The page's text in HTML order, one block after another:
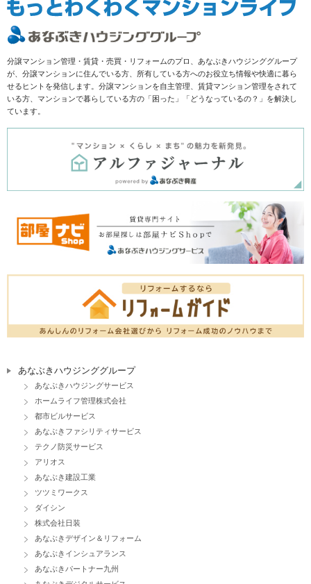
分譲マンション管理・賃貸・売買・リフォームのプロ、あなぶきハウジンググループ
が、分譲マンションに住んでいる方、所有している方へのお役立ち情報や快適に暮ら
せるヒントを発信します。分譲マンションを自主管理、賃貸マンション管理をされて
いる方、マンションで暮らしている方の「困った」「どうなっているの？」を解決し
ています。
あなぶきハウジンググループ
あなぶきハウジングサービス
ホームライフ管理株式会社
都市ビルサービス
あなぶきファシリティサービス
テクノ防災サービス
アリオス
あなぶき建設工業
ツツミワークス
ダイシン
株式会社日装
あなぶきデザイン＆リフォーム
あなぶきインシュアランス
あなぶきパートナー九州